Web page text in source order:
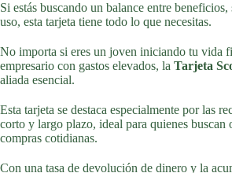
Si estás buscando un balance entre
uso, esta tarjeta tiene todo lo que necesitas.
No importa si eres un joven iniciando tu vida
empresario con gastos elevados, la Tarjeta
aliada esencial.
Esta tarjeta se destaca especialmente por las
corto y largo plazo, ideal para quienes buscan
compras cotidianas.
Con una tasa de devolución de dinero y la